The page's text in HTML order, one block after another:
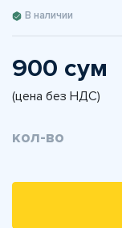
В наличии
900 сум
(цена без НДС)
кол-во